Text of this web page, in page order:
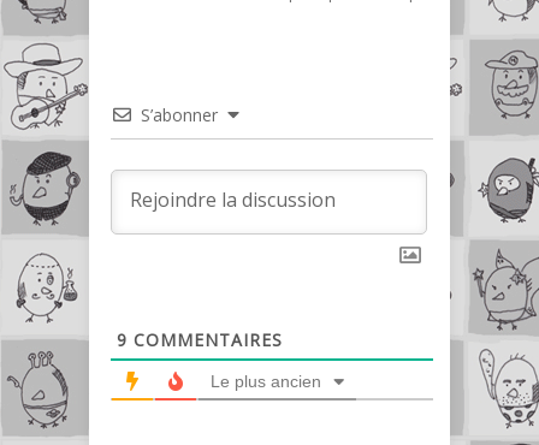
S’abonner
9 COMMENTAIRES
Le plus ancien